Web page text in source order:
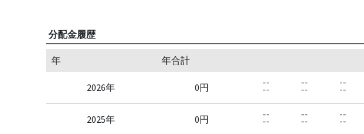
分配金履歴
年 年合計
2026年 0円 --
--
--
--
--
--
2025年 0円 --
--
--
--
--
--